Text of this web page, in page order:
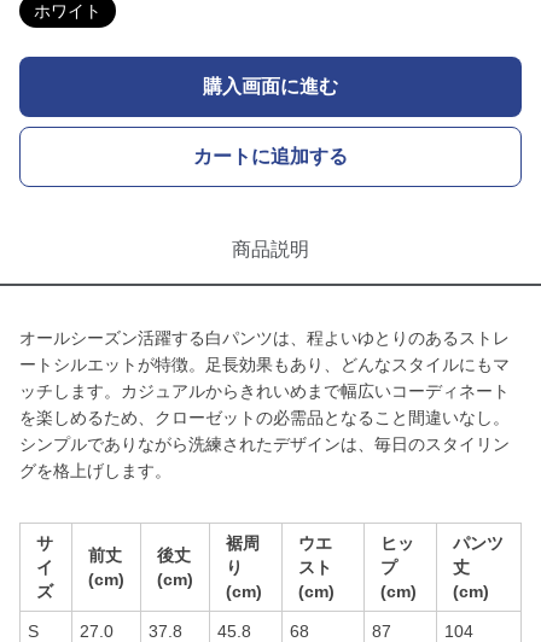
ホワイト
購入画面に進む
カートに追加する
商品説明
オールシーズン活躍する白パンツは、程よいゆとりのあるストレ
ートシルエットが特徴。足長効果もあり、どんなスタイルにもマ
ッチします。カジュアルからきれいめまで幅広いコーディネート
を楽しめるため、クローゼットの必需品となること間違いなし。
シンプルでありながら洗練されたデザインは、毎日のスタイリン
グを格上げします。
サ
イ
ズ
前丈
(cm)
後丈
(cm)
裾周
り
(cm)
ウエ
スト
(cm)
ヒッ
プ
(cm)
パンツ
丈
(cm)
S 27.0 37.8 45.8 68 87 104